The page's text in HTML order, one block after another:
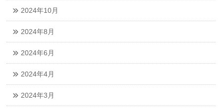
2024年10月
2024年8月
2024年6月
2024年4月
2024年3月